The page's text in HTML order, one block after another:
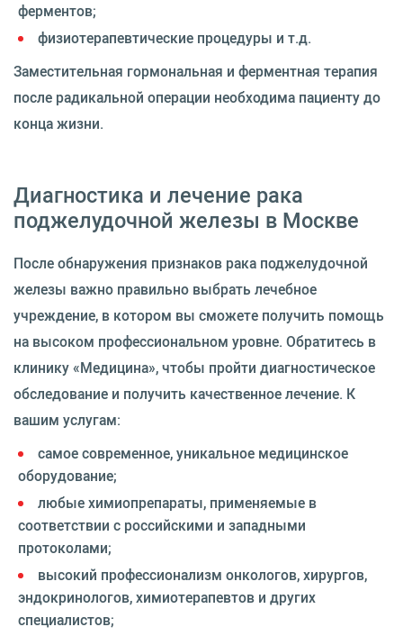
ферментов;
физиотерапевтические процедуры и т.д.
Заместительная гормональная и ферментная терапия
после радикальной операции необходима пациенту до
конца жизни.
Диагностика и лечение рака
поджелудочной железы в Москве
После обнаружения признаков рака поджелудочной
железы важно правильно выбрать лечебное
учреждение, в котором вы сможете получить помощь
на высоком профессиональном уровне. Обратитесь в
клинику «Медицина», чтобы пройти диагностическое
обследование и получить качественное лечение. К
вашим услугам:
самое современное, уникальное медицинское
оборудование;
любые химиопрепараты, применяемые в
соответствии с российскими и западными
протоколами;
высокий профессионализм онкологов, хирургов,
эндокринологов, химиотерапевтов и других
специалистов;